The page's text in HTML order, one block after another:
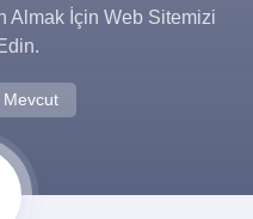
Almak İçin Web Sitemizi